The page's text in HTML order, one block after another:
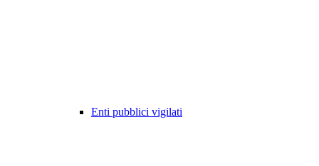
Enti pubblici vigilati